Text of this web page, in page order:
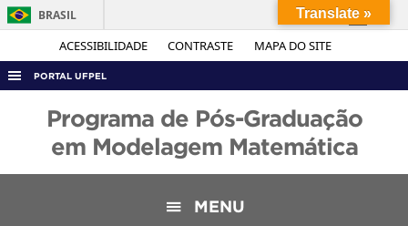
ACESSIBILIDADE CONTRASTE MAPA DO SITE
BRASIL
Simplifique!
Acesso à informação
Legislação
PORTAL UFPEL
Programa de Pós-Graduação
em Modelagem Matemática
MENU
Translate »